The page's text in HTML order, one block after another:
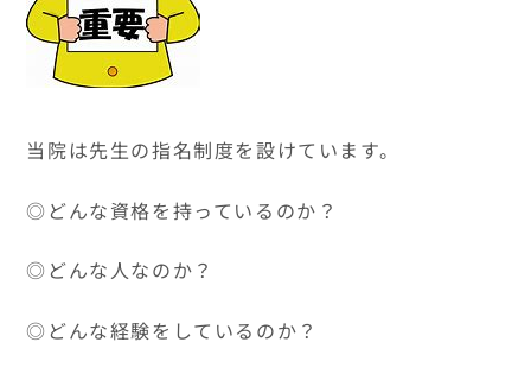
当院は先生の指名制度を設けています。
◎どんな資格を持っているのか？
◎どんな人なのか？
◎どんな経験をしているのか？